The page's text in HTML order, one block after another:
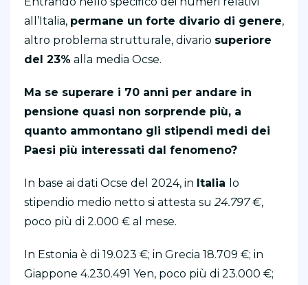
all’Italia, permane un forte divario di genere,
altro problema strutturale, divario superiore
del 23% alla media Ocse.
Ma se superare i 70 anni per andare in
pensione quasi non sorprende più, a
quanto ammontano gli stipendi medi dei
Paesi più interessati dal fenomeno?
In base ai dati Ocse del 2024, in Italia lo
stipendio medio netto si attesta su 24.797 €,
poco più di 2.000 € al mese.
In Estonia è di 19.023 €; in Grecia 18.709 €; in
Giappone 4.230.491 Yen, poco più di 23.000 €;